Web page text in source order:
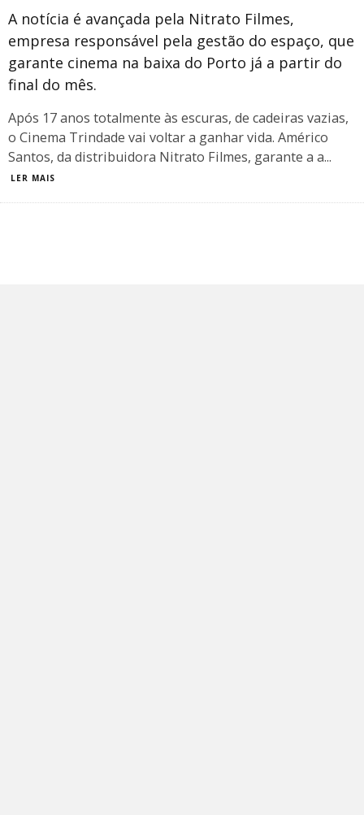
A notícia é avançada pela Nitrato Filmes,
empresa responsável pela gestão do espaço, que
garante cinema na baixa do Porto já a partir do
final do mês.
Após 17 anos totalmente às escuras, de cadeiras vazias,
o Cinema Trindade vai voltar a ganhar vida. Américo
Santos, da distribuidora Nitrato Filmes, garante a a...
LER MAIS